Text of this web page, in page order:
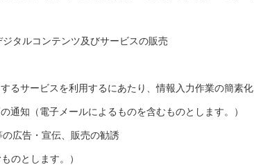
タルコンテンツ及びサービスの販売
るサービスを利用するにあたり、情報入力作業の簡素化
通知（電子メールによるものを含むものとします。）
広告・宣伝、販売の勧誘
のとします。）